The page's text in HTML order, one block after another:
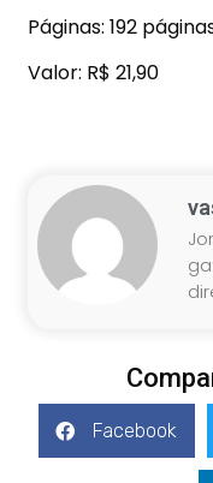
Páginas: 192
Valor: R$ 21,90
Facebook